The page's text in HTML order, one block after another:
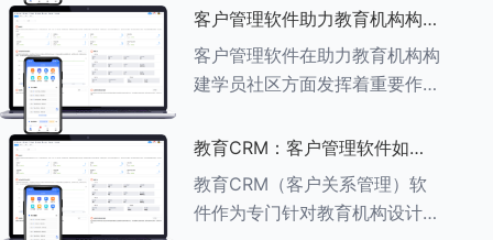
促进家校合作的关键。以下将详
细探讨如何通过教育行业的客户
管理软件来提升家长的参与度。
###
客户管理软件助力教育机构构建
学员社区
客户管理软件在助力教育机构构
建学员社区方面发挥着重要作
述其助力作用： ###一、学员
信息管理 客户管理软件具备强
大的学员信息管理功能，能够集
中存储
教育CRM：客户管理软件如何
增强教育品牌影响力
教育CRM（客户关系管理）软
件作为专门针对教育机构设计的